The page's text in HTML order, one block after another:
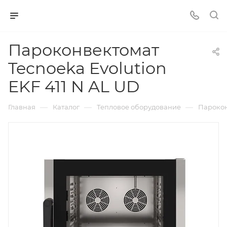
Пароконвектомат
Tecnoeka Evolution
EKF 411 N AL UD
Главная — Каталог — Тепловое оборудование —